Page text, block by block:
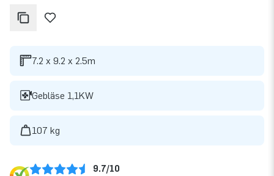
7.2 x 9.2 x 2.5m
Gebläse 1,1KW
107 kg
9.7/10